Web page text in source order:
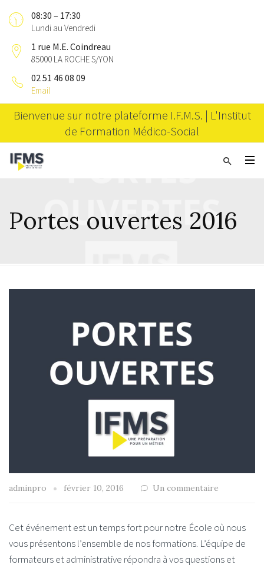
08:30 – 17:30
Lundi au Vendredi
1 rue M.E. Coindreau
85000 LA ROCHE S/YON
02 51 46 08 09
Email
Bienvenue sur notre plateforme I.F.M.S. | L'Institut
de Formation Médico-Social
Portes ouvertes 2016
adminpro février 10, 2016 Un commentaire
Cet événement est un temps fort pour notre École où nous
vous présentons l’ensemble de nos formations. L’équipe de
formateurs et administrative répondra à vos questions et